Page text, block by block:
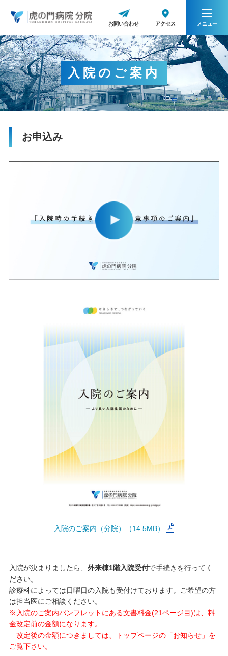
お問い合わせ アクセス メニュー
入院のご案内
お申込み
入院のご案内（分院）（14.5MB）
入院が決まりましたら、 外来棟1階入院受付で手続きを行ってく
ださい。
診療科によっては日曜日の入院も受付けております。ご希望の方
は担当医にご相談ください。
※入院のご案内パンフレットにある文書料金(21ページ目)は、料
金改定前の金額になります。
改定後の金額につきましては、トップページの「お知らせ」を
ご覧下さい。